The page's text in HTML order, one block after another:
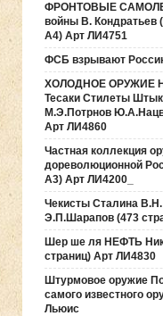
ФРОНТОВЫЕ
войны В. Кондратьев
А4) Арт ЛИ4751
ФСБ взрывают
ХОЛОДНОЕ ОРУЖИЕ
Тесаки Стилеты
М.Э.Потрнов
Арт ЛИ4860
Частная коллекция
дореволюционной
А3) Арт ЛИ4200_
Чекисты Сталина
Э.П.Шарапов (473
Шер ше ля НЕФТЬ
страниц) Арт ЛИ4830
Штурмовое оружие
самого известного
Льюис